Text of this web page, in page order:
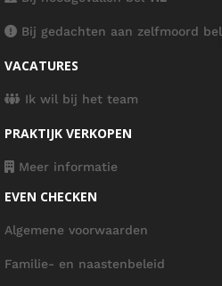
Bij gedachten aan zelfmoord bel
VACATURES
Ik wil bij het team
PRAKTIJK VERKOPEN
Meer informatie
EVEN CHECKEN
Algemene voorwaarden
Familie- en naastenbeleid